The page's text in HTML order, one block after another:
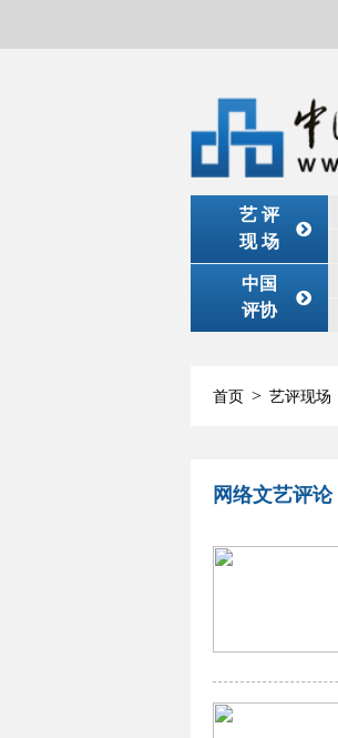
艺 评
现 场
中国
评协
首页 > 艺评现场
网络文艺评论